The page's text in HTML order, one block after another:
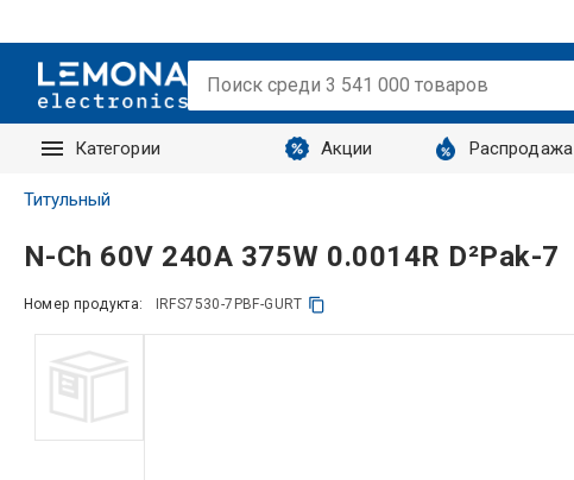
Категории Акции Распродажа
Запросы
Титульный
N-Ch 60V 240A 375W 0.0014R D²Pak-7
Номер продукта: IRFS7530-7PBF-GURT